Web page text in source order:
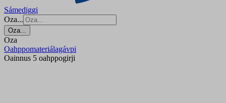
Sámediggi
Oza...
Oza...
Oza
Oahppomateriálagávpi
Oainnus 5 oahppogirji